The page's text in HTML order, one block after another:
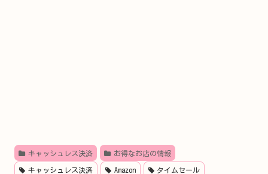
キャッシュレス決済 お得なお店の情報
キャッシュレス決済 Amazon タイムセール